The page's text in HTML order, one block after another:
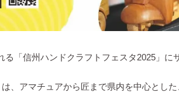
「信州ハンドクラフトフェスタ2025」に
、アマチュアから匠まで県内を中心とし